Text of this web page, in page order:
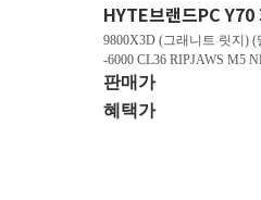
HYTE브랜드PC Y70
9800X3D (그래니트 릿지)
-6000 CL36 RIPJAWS M5
지 (32GB(16Gx2)) / B850M
E ICE 피씨디렉트 / 지포스
FF D7 16GB 제이씨현 /
판매가
혜택가